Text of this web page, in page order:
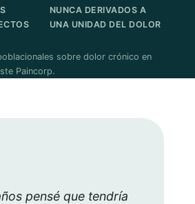
NUNCA DERIVADOS A
UNA UNIDAD DEL DOLOR
sobre dolor crónico en
Paincorp.
pensé que tendría